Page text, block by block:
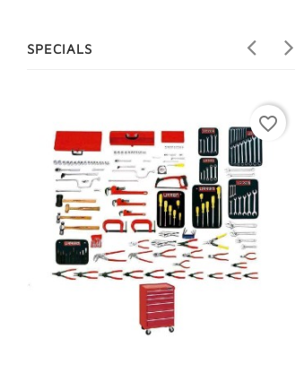
SPECIALS
favorite_border